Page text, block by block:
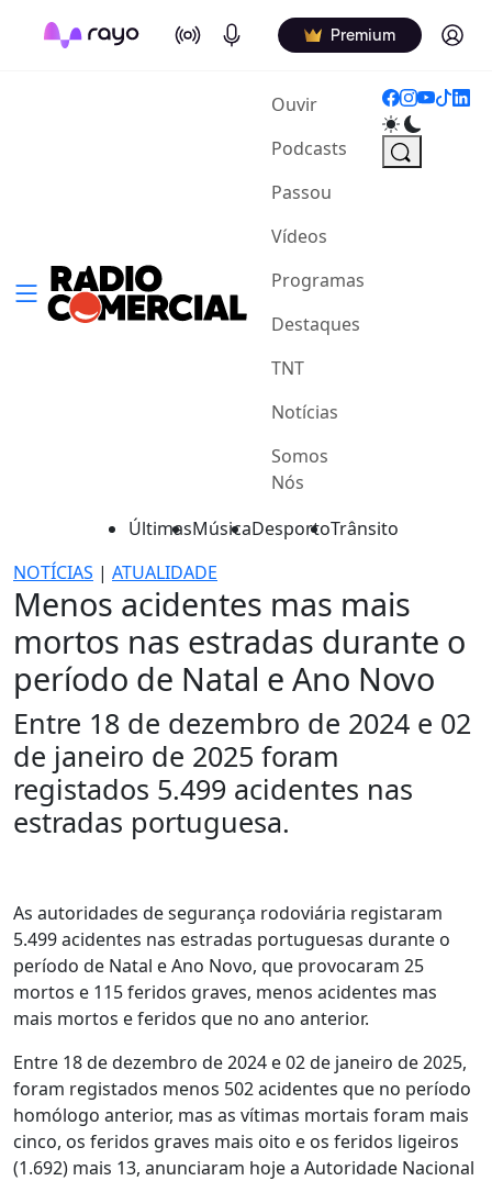
On Air Podcasts Premium Log in
Ouvir(current)
Podcasts
Passou
Vídeos
Programas
Destaques
TNT
Notícias
Somos
Nós
ÚltimasMúsicaDesportoTrânsito
NOTÍCIAS | ATUALIDADE
Menos acidentes mas mais
mortos nas estradas durante o
período de Natal e Ano Novo
Entre 18 de dezembro de 2024 e 02
de janeiro de 2025 foram
registados 5.499 acidentes nas
estradas portuguesa.
As autoridades de segurança rodoviária registaram
5.499 acidentes nas estradas portuguesas durante o
período de Natal e Ano Novo, que provocaram 25
mortos e 115 feridos graves, menos acidentes mas
mais mortos e feridos que no ano anterior.
Entre 18 de dezembro de 2024 e 02 de janeiro de 2025,
foram registados menos 502 acidentes que no período
homólogo anterior, mas as vítimas mortais foram mais
cinco, os feridos graves mais oito e os feridos ligeiros
(1.692) mais 13, anunciaram hoje a Autoridade Nacional